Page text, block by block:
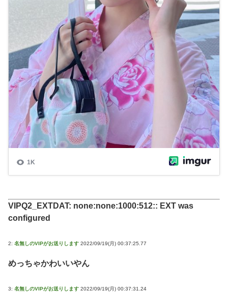
VIPQ2_EXTDAT: none:none:1000:512:: EXT was
configured
2: 名無しのVIPがお送りします 2022/09/19(月) 00:37:25.77
めっちゃかわいいやん
3: 名無しのVIPがお送りします 2022/09/19(月) 00:37:31.24